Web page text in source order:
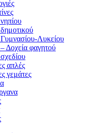
Λυκείου
Δοχεία φαγητού
απλές
γεμάτες